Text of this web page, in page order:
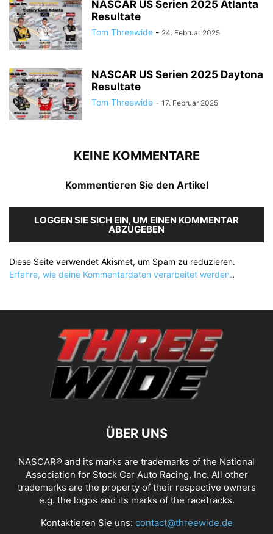
NASCAR US Serien 2025 Atlanta
Resultate
Tom Threewide - 24. Februar 2025
NASCAR US Serien 2025 Daytona
Resultate
Tom Threewide - 17. Februar 2025
KEINE KOMMENTARE
Kommentieren Sie den Artikel
LOGGEN SIE SICH EIN, UM EINEN KOMMENTAR
ABZUGEBEN
Diese Seite verwendet Akismet, um Spam zu reduzieren.
Erfahre, wie deine Kommentardaten verarbeitet werden..
ÜBER UNS
NASCAR® and its marks are trademarks of the National
Association for Stock Car Auto Racing, Inc. All other
trademarks are the property of their respective owners
e.g. the logos and its marks of the racetracks.
Kontaktieren Sie uns: contact@threewide.de